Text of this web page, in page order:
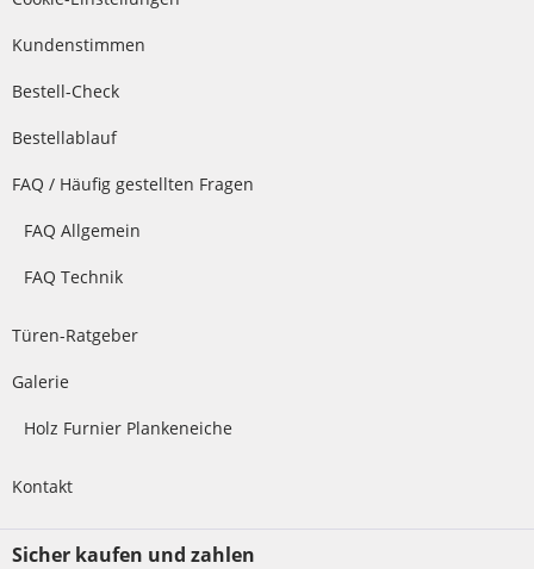
Kundenstimmen
Bestell-Check
Bestellablauf
FAQ / Häufig gestellten Fragen
FAQ Allgemein
FAQ Technik
Türen-Ratgeber
Galerie
Holz Furnier Plankeneiche
Kontakt
Sicher kaufen und zahlen